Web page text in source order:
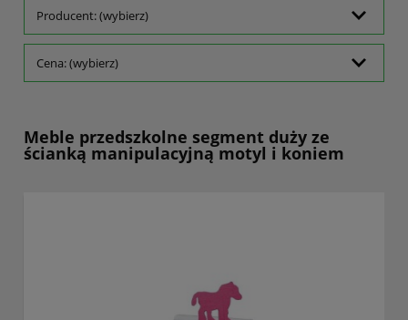
Producent: (wybierz)
Cena: (wybierz)
Meble przedszkolne segment duży ze
ścianką manipulacyjną motyl i koniem